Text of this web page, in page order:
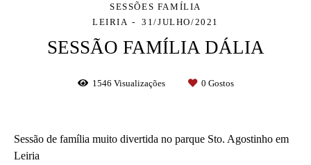
SESSÕES FAMÍLIA
LEIRIA
31/JULHO/2021
SESSÃO FAMÍLIA DÁLIA
1546 Visualizações 0 Gostos
Sessão de família muito divertida no parque Sto. Agostinho em
Leiria